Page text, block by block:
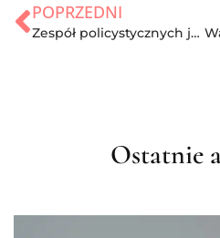
POPRZEDNI
Zespół policystycznych jajników – przyczyny, objawy i leczenie
Ostatnie